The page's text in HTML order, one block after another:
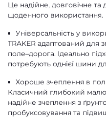
Це надійне, довговічне та
щоденного використання.
Універсальність у
TRAKER адаптований для
поле–дорога. Ідеально
потребують однієї шини
Хороше зчеплення в
Класичний глибокий
надійне зчеплення з
пробуксовування та